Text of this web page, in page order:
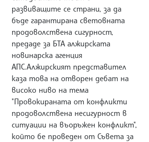
развиващите се страни, за да
бъде гарантирана световната
продоволствена сигурност,
предаде за БТА алжирската
новинарска агенция
АПС.Алжирският представител
каза това на отворен дебат на
високо ниво на тема
"Провокираната от конфликти
продоволствена несигурност в
ситуации на въоръжен конфликт",
който бе проведен от Съвета за